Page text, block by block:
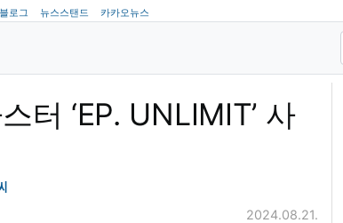
로그 뉴스스탠드 카카오뉴스
터 ‘EP. UNLIMIT’ 사
2024.08.21.